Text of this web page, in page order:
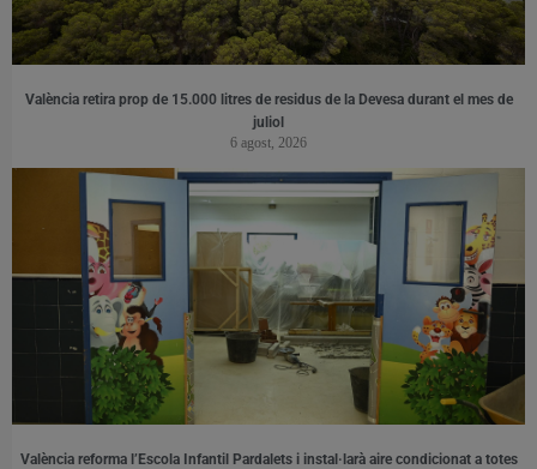
València retira prop de 15.000 litres de residus de la Devesa durant el mes de
juliol
6 agost, 2026
València reforma l’Escola Infantil Pardalets i instal·larà aire condicionat a totes